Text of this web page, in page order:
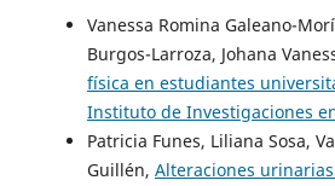
Vanessa Romina Galeano-
Burgos-Larroza, Johana
física en estudiantes
Instituto de Investigaciones
Patricia Funes, Liliana Sosa,
Guillén, Alteraciones